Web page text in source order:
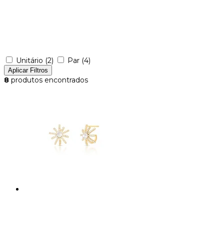
Unitário (2) Par (4)
Aplicar Filtros
8 produtos encontrados